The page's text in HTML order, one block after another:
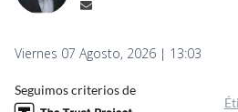
Viernes 07 Agosto, 2026 | 13:03
Seguimos criterios de